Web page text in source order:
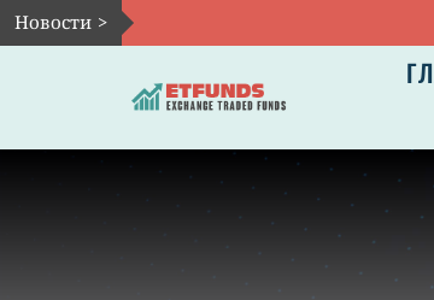
Skip
to
Новости >